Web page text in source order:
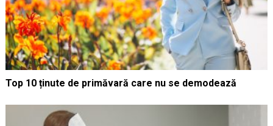
Top 10 ținute de primăvară care nu se demodează